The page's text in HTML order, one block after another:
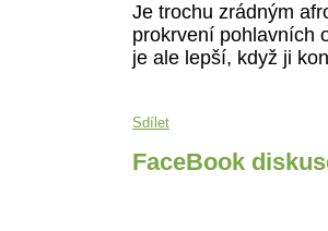
Je trochu zrádným
prokrvení pohlavních
je ale lepší, když ji
Sdílet
FaceBook